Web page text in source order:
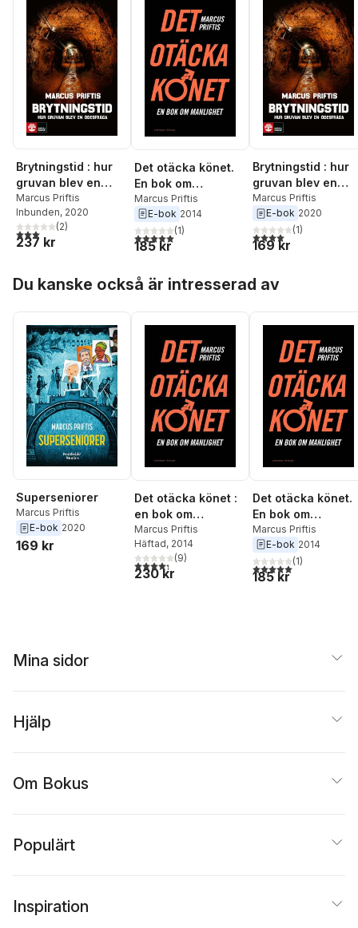
Brytningstid : hur
gruvan blev en
ödesfråga
Marcus Priftis
Inbunden, 2020
3,0utav 5 stjärnor. Totalt antal röster:
(2)
237 kr
Det otäcka könet.
En bok om
manlighet
Marcus Priftis
E-bok 2014
5,0utav 5 stjärnor. Totalt antal röster:
(1)
185 kr
Brytningstid : hur
gruvan blev en
ödesfråga
Marcus Priftis
E-bok 2020
4,0utav 5 stjärnor.
(1)
169 kr
Du kanske också är intresserad av
Superseniorer
Marcus Priftis
E-bok 2020
169 kr
Det otäcka könet :
en bok om
manlighet
Marcus Priftis
Häftad, 2014
4,3utav 5 stjärnor. Totalt antal röster:
(9)
230 kr
Det otäcka könet.
En bok om
manlighet
Marcus Priftis
E-bok 2014
5,0utav 5 stjärnor.
(1)
185 kr
Mina sidor
Hjälp
Om Bokus
Populärt
Inspiration